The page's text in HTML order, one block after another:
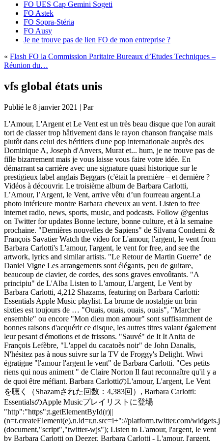
FO UES Cap Gemini Sogeti
FO Astek
FO Sopra-Stéria
FO Ausy
Je ne trouve pas de lien FO de mon entreprise ?
« Flash FO la Commission Paritaire Bureaux d’Etudes Techniques –
Réunion du…
vfs global états unis
Publié le 8 janvier 2021 | Par
L'Amour, L'Argent et Le Vent est un très beau disque que l'on aurait
tort de classer trop hâtivement dans le rayon chanson française mais
plutôt dans celui des héritiers d'une pop internationale auprès des
Dominique A, Joseph d'Anvers, Murat et... hum, je ne trouve pas de
fille bizarrement mais je vous laisse vous faire votre idée. En
démarrant sa carrière avec une signature quasi historique sur le
prestigieux label anglais Beggars (c'était la première – et dernière ?
Vidéos à découvrir. Le troisième album de Barbara Carlotti,
L’Amour, l’Argent, le Vent, arrive vêtu d’un fourreau argent.La
photo intérieure montre Barbara cheveux au vent. Listen to free
internet radio, news, sports, music, and podcasts. Follow @genius
on Twitter for updates Bonne lecture, bonne culture, et à la semaine
prochaine. "Dernières nouvelles de Sapiens" de Silvana Condemi &
François Savatier Watch the video for L'amour, l'argent, le vent from
Barbara Carlotti's L'amour, l'argent, le vent for free, and see the
artwork, lyrics and similar artists. "Le Retour de Martin Guerre" de
Daniel Vigne Les arrangements sont élégants, peu de guitare,
beaucoup de clavier, de cordes, des sons graves envoûtants. "A
principiu" de L'Alba Listen to L'amour, L'argent, Le Vent by
Barbara Carlotti, 4,212 Shazams, featuring on Barbara Carlotti:
Essentials Apple Music playlist. La brume de nostalgie un brin
sixties est toujours de … "Ouais, ouais, ouais, ouais", "Marcher
ensemble" ou encore "Mon dieu mon amour" sont suffisamment de
bonnes raisons d'acquérir ce disque, les autres titres valant également
leur pesant d'émotions et de frissons. "Sauvé" de It It Anita de
François Lefèbre, "L'appel du cacatoès noir" de John Danalis,
N'hésitez pas à nous suivre sur la TV de Froggy's Delight. Wiwi
égratigne "l'amour l'argent le vent" de Barbara Carlotti. "Ces petits
riens qui nous animent " de Claire Norton Il faut reconnaître qu'il y a
de quoi être méfiant. Barbara CarlottiのL'amour, L'argent, Le Vent
を聴く（Shazamされた回数：4,383回）, Barbara Carlotti:
EssentialsのApple Musicプレイリストに登場
"http":"https";t.getElementById(r)||
(n=t.createElement(e),n.id=r,n.src=i+"://platform.twitter.com/
(document,"script","twitter-wjs"); Listen to L'amour, l'argent, le vent
by Barbara Carlotti on Deezer. Barbara Carlotti - L'amour, l'argent,